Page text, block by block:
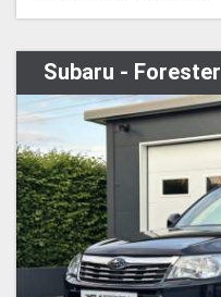
Subaru - Forester